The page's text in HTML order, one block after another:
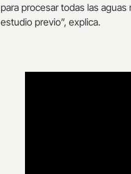
para procesar todas las
estudio previo”, explica.